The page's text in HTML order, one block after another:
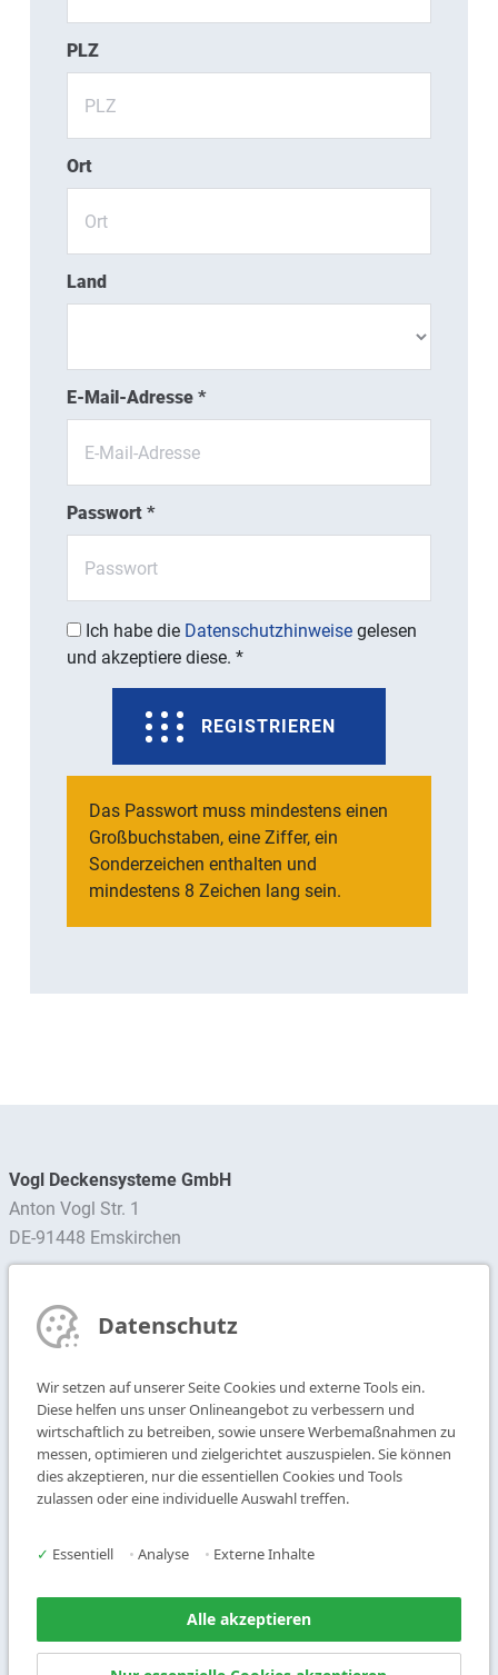
PLZ
Ort
Land
E-Mail-Adresse *
Passwort *
Ich habe die Datenschutzhinweisegelesen
und akzeptiere diese. *
REGISTRIEREN
Das Passwort muss mindestens einen
Großbuchstaben, eine Ziffer, ein
Sonderzeichen enthalten und
mindestens 8 Zeichen lang sein.
Vogl Deckensysteme GmbH
Anton Vogl Str. 1
DE-91448 Emskirchen
Newsletter abonnieren
+49 9104 825-0
+49 9104 825-250
info@vogl-deckensysteme.de
Service
Datenschutz
Wir setzen auf unserer Seite Cookies und externe Tools ein.
Diese helfen uns unser Onlineangebot zu verbessern und
wirtschaftlich zu betreiben, sowie unsere Werbemaßnahmen zu
messen, optimieren und zielgerichtet auszuspielen. Sie können
dies akzeptieren, nur die essentiellen Cookies und Tools
zulassen oder eine individuelle Auswahl treffen.
✓ Essentiell • Analyse • Externe Inhalte
Alle akzeptieren